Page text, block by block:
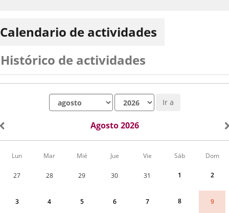
Calendario de actividades
Histórico de actividades
Ir a
Agosto 2026
Calendario
correspondiente
Lun Mar Mié Jue Vie Sáb Dom
27 28 29 30 31 1 2
3 4 5 6 7 8 9